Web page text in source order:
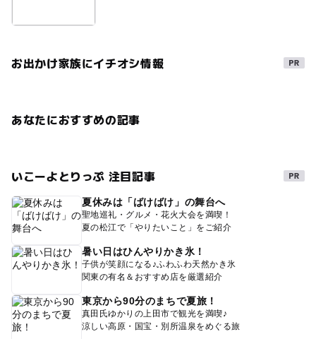
お出かけ家族にイチオシ情報
あなたにおすすめの記事
いこーよとりっぷ 注目記事
夏休みは「ばけばけ」の舞台へ
聖地巡礼・グルメ・花火大会を満喫！
夏の松江で「やりたいこと」をご紹介
暑い日はひんやりかき氷！
子供が笑顔になる♪ふわふわ天然かき氷
関東の有名＆おすすめ店を厳選紹介
東京から90分のまちで夏旅！
真田氏ゆかりの上田市で観光を満喫♪
涼しい高原・国宝・別所温泉をめぐる旅